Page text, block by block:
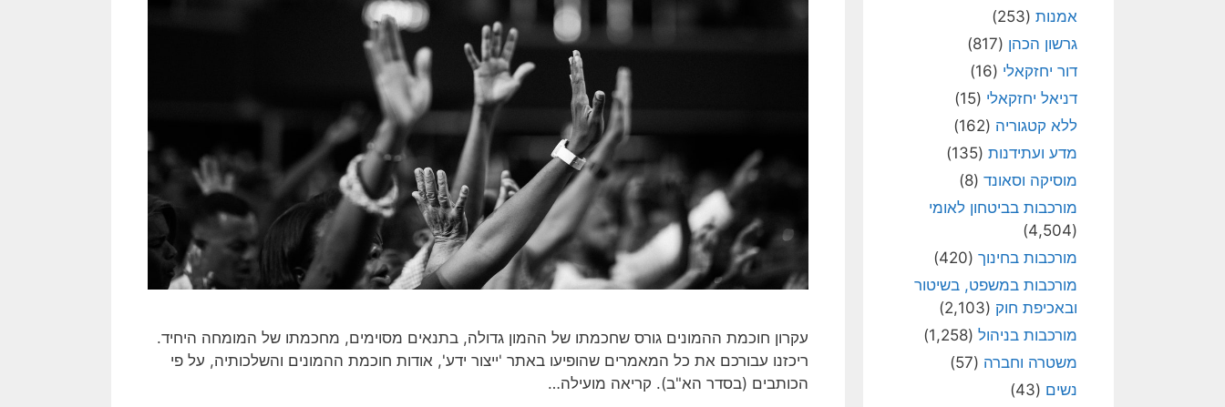
עקרון חוכמת ההמונים גורס שחכמתו של ההמון גדולה, בתנאים מסוימים, מחכמתו של המומחה היחיד.
ריכזנו עבורכם את כל המאמרים שהופיעו באתר 'ייצור ידע', אודות חוכמת ההמונים והשלכותיה, על פי
הכותבים (בסדר הא"ב). קריאה מועילה…
אמנות (253)
גרשון הכהן (817)
דור יחזקאלי (16)
דניאל יחזקאלי (15)
ללא קטגוריה (162)
מדע ועתידנות (135)
מוסיקה וסאונד (8)
מורכבות בביטחון לאומי
(4,504)
מורכבות בחינוך (420)
מורכבות במשפט, בשיטור
ובאכיפת חוק (2,103)
מורכבות בניהול (1,258)
משטרה וחברה (57)
נשים (43)